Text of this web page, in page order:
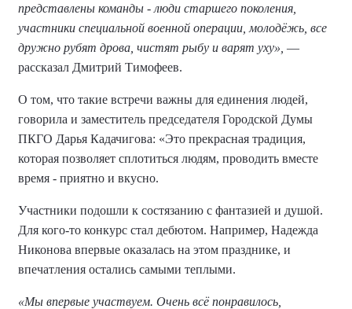
представлены команды - люди старшего поколения,
участники специальной военной операции, молодёжь, все
дружно рубят дрова, чистят рыбу и варят уху», —
рассказал Дмитрий Тимофеев.
О том, что такие встречи важны для единения людей,
говорила и заместитель председателя Городской Думы
ПКГО Дарья Кадачигова: «Это прекрасная традиция,
которая позволяет сплотиться людям, проводить вместе
время - приятно и вкусно.
Участники подошли к состязанию с фантазией и душой.
Для кого-то конкурс стал дебютом. Например, Надежда
Никонова впервые оказалась на этом празднике, и
впечатления остались самыми теплыми.
«Мы впервые участвуем. Очень всё понравилось,